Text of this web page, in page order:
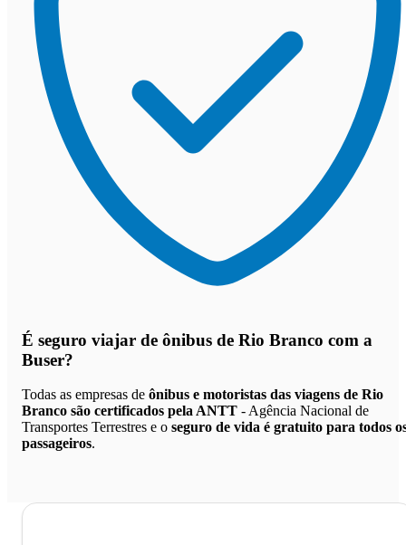
É seguro viajar de ônibus de Rio Branco com a
Buser?
Todas as empresas de ônibus e motoristas das viagens de Rio
Branco são certificados pela ANTT - Agência Nacional de
Transportes Terrestres e o seguro de vida é gratuito para todos
passageiros.